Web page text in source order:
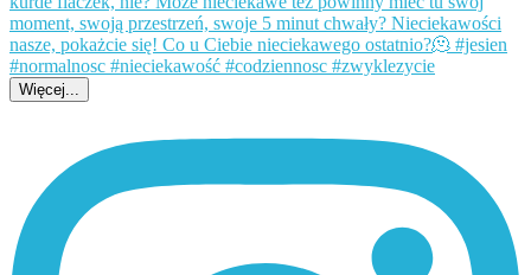
Więcej...